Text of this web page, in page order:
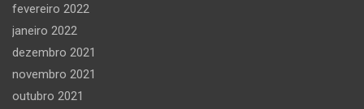
fevereiro 2022
janeiro 2022
dezembro 2021
novembro 2021
outubro 2021